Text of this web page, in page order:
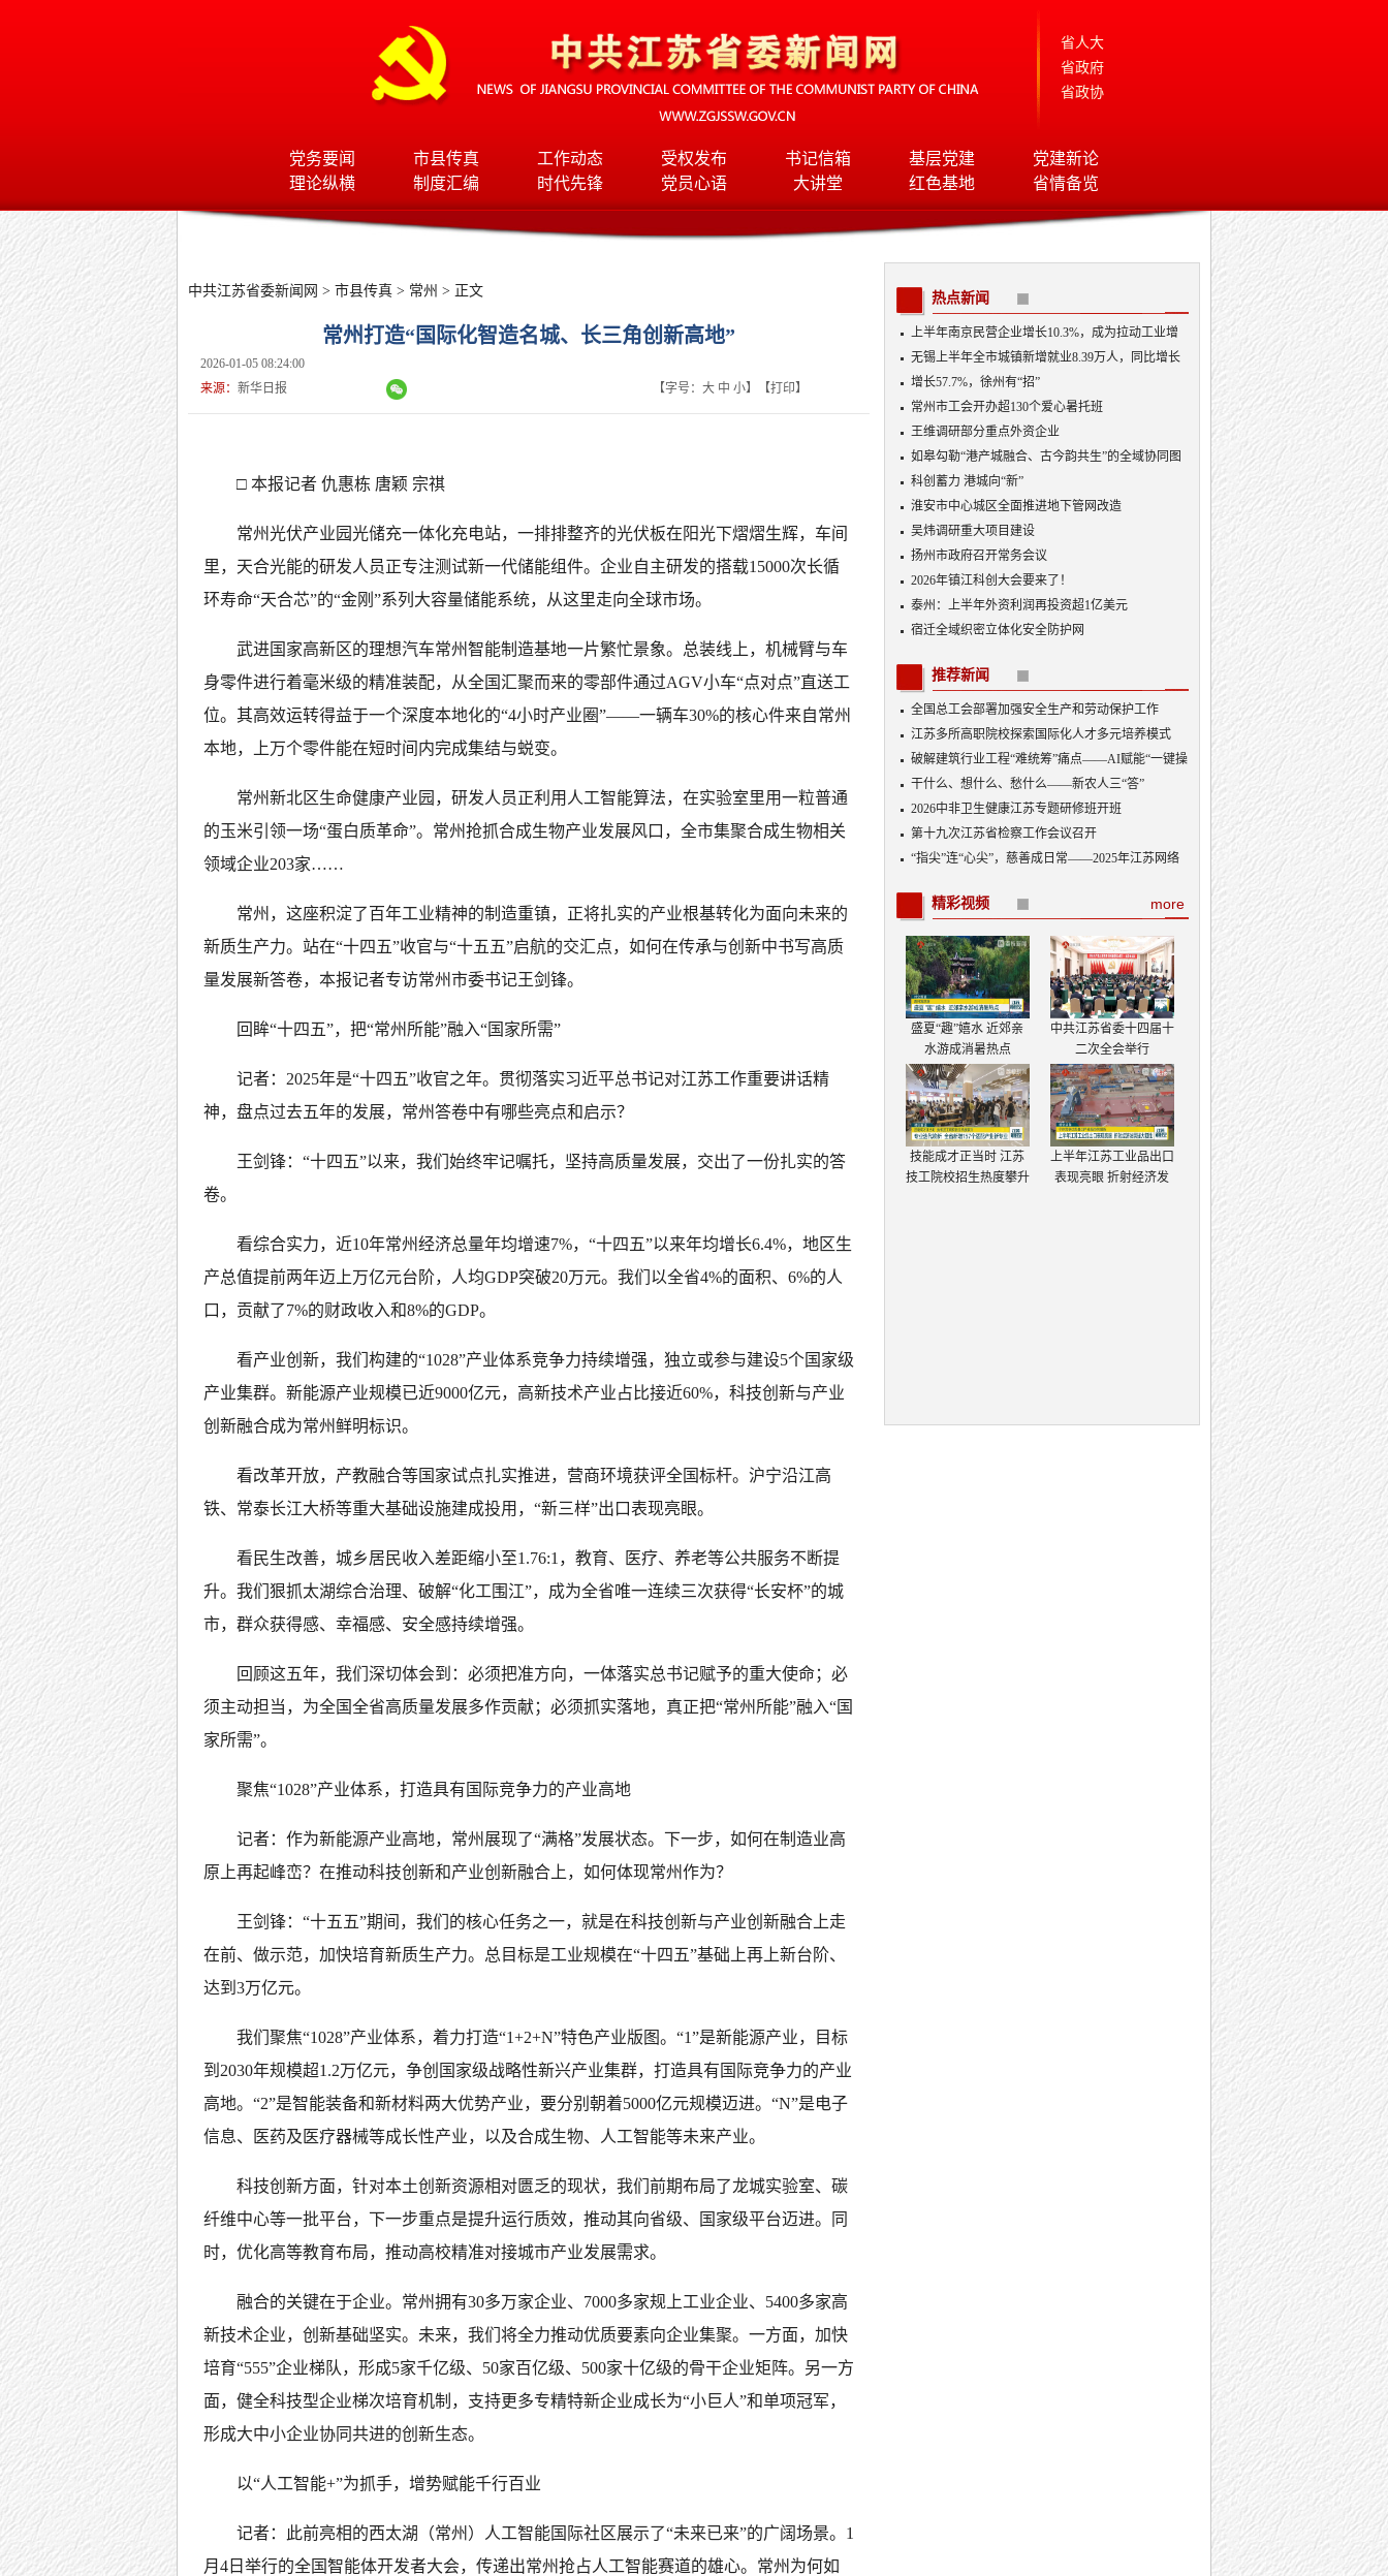
省人大
省政府
省政协
党务要闻 市县传真 工作动态 受权发布 书记信箱 基层党建
党建新论
理论纵横
制度汇编 时代先锋 党员心语 大讲堂 红色基地 省情备览
中共江苏省委新闻网 > 市县传真 > 常州 > 正文
常州打造“国际化智造名城、长三角创新高地”
2026-01-05 08:24:00
来源： 新华日报 【字号： 大 中 小】【打印】
□ 本报记者 仇惠栋 唐颖 宗祺
常州光伏产业园光储充一体化充电站，一排排整齐的光伏板在阳光下熠熠生辉，车间
里，天合光能的研发人员正专注测试新一代储能组件。企业自主研发的搭载15000次长循
环寿命“天合芯”的“金刚”系列大容量储能系统，从这里走向全球市场。
武进国家高新区的理想汽车常州智能制造基地一片繁忙景象。总装线上，机械臂与车
身零件进行着毫米级的精准装配，从全国汇聚而来的零部件通过AGV小车“点对点”直送工
位。其高效运转得益于一个深度本地化的“4小时产业圈”——一辆车30%的核心件来自常州
本地，上万个零件能在短时间内完成集结与蜕变。
常州新北区生命健康产业园，研发人员正利用人工智能算法，在实验室里用一粒普通
的玉米引领一场“蛋白质革命”。常州抢抓合成生物产业发展风口，全市集聚合成生物相关
领域企业203家……
常州，这座积淀了百年工业精神的制造重镇，正将扎实的产业根基转化为面向未来的
新质生产力。站在“十四五”收官与“十五五”启航的交汇点，如何在传承与创新中书写高质
量发展新答卷，本报记者专访常州市委书记王剑锋。
回眸“十四五”，把“常州所能”融入“国家所需”
记者：2025年是“十四五”收官之年。贯彻落实习近平总书记对江苏工作重要讲话精
神，盘点过去五年的发展，常州答卷中有哪些亮点和启示？
王剑锋：“十四五”以来，我们始终牢记嘱托，坚持高质量发展，交出了一份扎实的答
卷。
看综合实力，近10年常州经济总量年均增速7%，“十四五”以来年均增长6.4%，地区生
产总值提前两年迈上万亿元台阶，人均GDP突破20万元。我们以全省4%的面积、6%的人
口，贡献了7%的财政收入和8%的GDP。
看产业创新，我们构建的“1028”产业体系竞争力持续增强，独立或参与建设5个国家级
产业集群。新能源产业规模已近9000亿元，高新技术产业占比接近60%，科技创新与产业
创新融合成为常州鲜明标识。
看改革开放，产教融合等国家试点扎实推进，营商环境获评全国标杆。沪宁沿江高
铁、常泰长江大桥等重大基础设施建成投用，“新三样”出口表现亮眼。
看民生改善，城乡居民收入差距缩小至1.76:1，教育、医疗、养老等公共服务不断提
升。我们狠抓太湖综合治理、破解“化工围江”，成为全省唯一连续三次获得“长安杯”的城
市，群众获得感、幸福感、安全感持续增强。
回顾这五年，我们深切体会到：必须把准方向，一体落实总书记赋予的重大使命；必
须主动担当，为全国全省高质量发展多作贡献；必须抓实落地，真正把“常州所能”融入“国
家所需”。
聚焦“1028”产业体系，打造具有国际竞争力的产业高地
记者：作为新能源产业高地，常州展现了“满格”发展状态。下一步，如何在制造业高
原上再起峰峦？在推动科技创新和产业创新融合上，如何体现常州作为？
王剑锋：“十五五”期间，我们的核心任务之一，就是在科技创新与产业创新融合上走
在前、做示范，加快培育新质生产力。总目标是工业规模在“十四五”基础上再上新台阶、
达到3万亿元。
我们聚焦“1028”产业体系，着力打造“1+2+N”特色产业版图。“1”是新能源产业，目标
到2030年规模超1.2万亿元，争创国家级战略性新兴产业集群，打造具有国际竞争力的产业
高地。“2”是智能装备和新材料两大优势产业，要分别朝着5000亿元规模迈进。“N”是电子
信息、医药及医疗器械等成长性产业，以及合成生物、人工智能等未来产业。
科技创新方面，针对本土创新资源相对匮乏的现状，我们前期布局了龙城实验室、碳
纤维中心等一批平台，下一步重点是提升运行质效，推动其向省级、国家级平台迈进。同
时，优化高等教育布局，推动高校精准对接城市产业发展需求。
融合的关键在于企业。常州拥有30多万家企业、7000多家规上工业企业、5400多家高
新技术企业，创新基础坚实。未来，我们将全力推动优质要素向企业集聚。一方面，加快
培育“555”企业梯队，形成5家千亿级、50家百亿级、500家十亿级的骨干企业矩阵。另一方
面，健全科技型企业梯次培育机制，支持更多专精特新企业成长为“小巨人”和单项冠军，
形成大中小企业协同共进的创新生态。
以“人工智能+”为抓手，增势赋能千行百业
记者：此前亮相的西太湖（常州）人工智能国际社区展示了“未来已来”的广阔场景。1
月4日举行的全国智能体开发者大会，传递出常州抢占人工智能赛道的雄心。常州为何如
热点新闻
上半年南京民营企业增长10.3%，成为拉动工业增
长的“主引擎”
无锡上半年全市城镇新增就业8.39万人，同比增长
17.96%
增长57.7%，徐州有“招”
常州市工会开办超130个爱心暑托班
王维调研部分重点外资企业
如皋勾勒“港产城融合、古今韵共生”的全域协同图
景
科创蓄力 港城向“新”
淮安市中心城区全面推进地下管网改造
吴炜调研重大项目建设
扬州市政府召开常务会议
2026年镇江科创大会要来了！
泰州：上半年外资利润再投资超1亿美元
宿迁全域织密立体化安全防护网
推荐新闻
全国总工会部署加强安全生产和劳动保护工作
江苏多所高职院校探索国际化人才多元培养模式
破解建筑行业工程“难统筹”痛点——AI赋能“一键操
作快速上手”
干什么、想什么、愁什么——新农人三“答”
2026中非卫生健康江苏专题研修班开班
第十九次江苏省检察工作会议召开
“指尖”连“心尖”，慈善成日常——2025年江苏网络
more
精彩视频
盛夏“趣”嬉水 近郊亲
水游成消暑热点
中共江苏省委十四届十
二次全会举行
技能成才正当时 江苏
技工院校招生热度攀升
上半年江苏工业品出口
表现亮眼 折射经济发